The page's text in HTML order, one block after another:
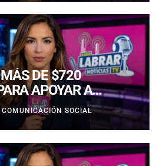
DE $720
APOYAR A
POR LA
EN ATACAMA
COMUNICACIÓN SOCIAL